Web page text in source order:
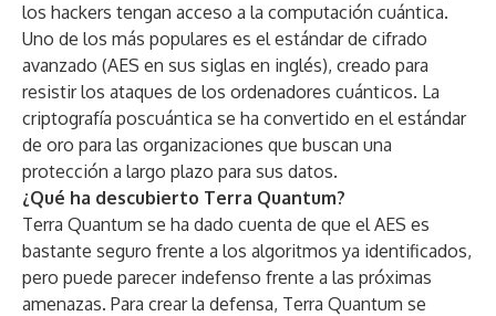
los hackers tengan acceso a la computación cuántica.
Uno de los más populares es el estándar de cifrado
avanzado (AES en sus siglas en inglés), creado para
resistir los ataques de los ordenadores cuánticos. La
criptografía poscuántica se ha convertido en el estándar
de oro para las organizaciones que buscan una
protección a largo plazo para sus datos.
¿Qué ha descubierto Terra Quantum?
Terra Quantum se ha dado cuenta de que el AES es
bastante seguro frente a los algoritmos ya identificados,
pero puede parecer indefenso frente a las próximas
amenazas. Para crear la defensa, Terra Quantum se